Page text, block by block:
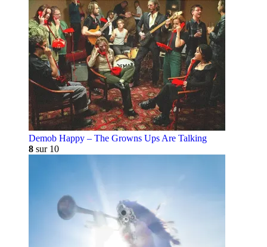
Demob Happy – The Growns Ups Are Talking
8 sur 10